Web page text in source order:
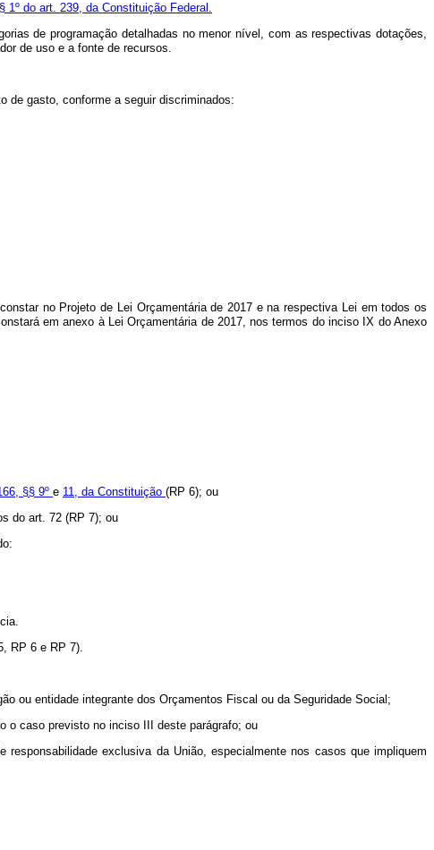
§ 1º do art. 239, da Constituição Federal.
de programação detalhadas no menor nível, com as respectivas dotações,
de uso e a fonte de recursos.
de gasto, conforme a seguir discriminados:
no Projeto de Lei Orçamentária de 2017 e na respectiva Lei em todos os
em anexo à Lei Orçamentária de 2017, nos termos do inciso IX do Anexo
§§ 9º e 11, da Constituição (RP 6); ou
do art. 72 (RP 7); ou
RP 6 e RP 7).
ou entidade integrante dos Orçamentos Fiscal ou da Seguridade Social;
o caso previsto no inciso III deste parágrafo; ou
exclusiva da União, especialmente nos casos que impliquem